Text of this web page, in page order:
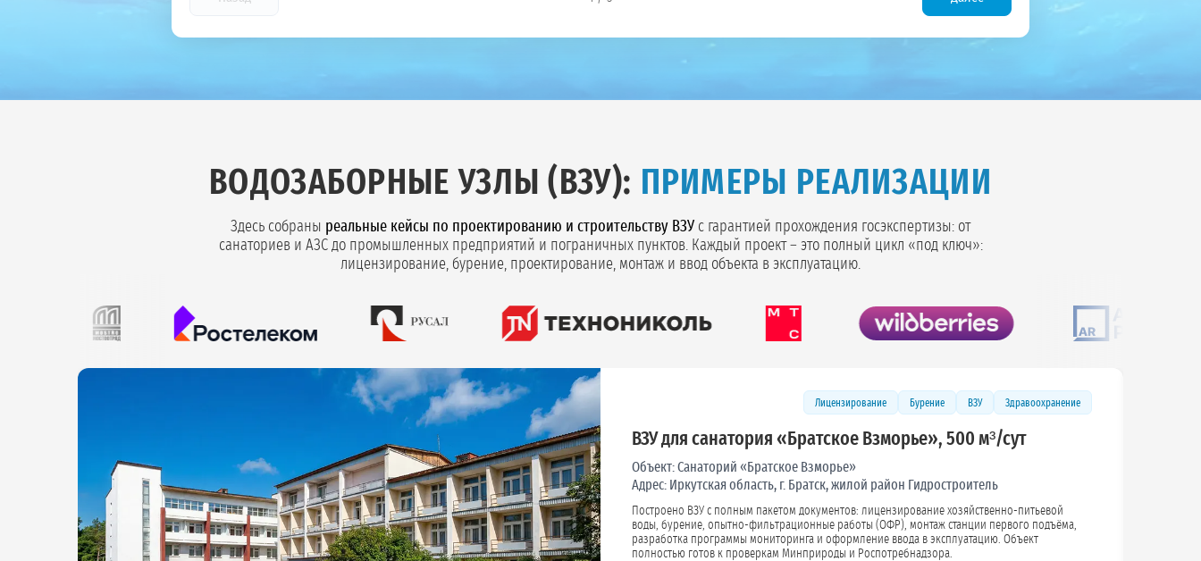
ВОДОЗАБОРНЫЕ УЗЛЫ (ВЗУ): ПРИМЕРЫ РЕАЛИЗАЦИИ
Здесь собраны реальные кейсы по проектированию и строительству ВЗУ с гарантией прохождения госэкспертизы: от
санаториев и АЗС до промышленных предприятий и пограничных пунктов. Каждый проект – это полный цикл «под ключ»:
лицензирование, бурение, проектирование, монтаж и ввод объекта в эксплуатацию.
Лицензирование Бурение ВЗУ Здравоохранение
ВЗУ для санатория «Братское Взморье», 500 м³/сут
Объект:Санаторий «Братское Взморье»
Адрес: Иркутская область, г. Братск, жилой район Гидростроитель
Построено ВЗУ с полным пакетом документов: лицензирование хозяйственно-питьевой
воды, бурение, опытно-фильтрационные работы (ОФР), монтаж станции первого подъёма,
разработка программы мониторинга и оформление ввода в эксплуатацию. Объект
полностью готов к проверкам Минприроды и Роспотребнадзора.